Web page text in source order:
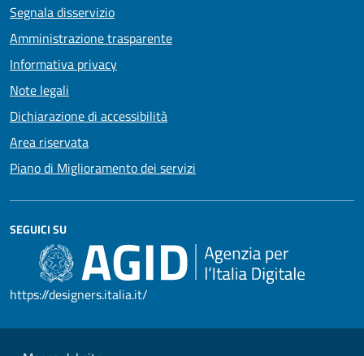
Segnala disservizio
Amministrazione trasparente
Informativa privacy
Note legali
Dichiarazione di accessibilità
Area riservata
Piano di Miglioramento dei servizi
SEGUICI SU
https://designers.italia.it/